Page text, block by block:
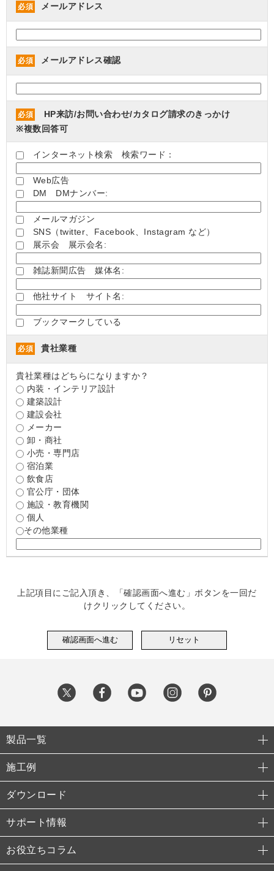
必須 メールアドレス
必須 メールアドレス確認
必須
HP来訪/お問い合わせ/カタログ請求のきっかけ
※複数回答可
インターネット検索 検索ワード：
Web広告
DM DMナンバー:
メールマガジン
SNS（twitter、Facebook、Instagram など）
展示会 展示会名:
雑誌新聞広告 媒体名:
他社サイト サイト名:
ブックマークしている
必須 貴社業種
貴社業種はどちらになりますか？
内装・インテリア設計
建築設計
建設会社
メーカー
卸・商社
小売・専門店
宿泊業
飲食店
官公庁・団体
施設・教育機関
個人
その他業種
上記項目にご記入頂き、「確認画面へ進む」ボタンを一回だ
けクリックしてください。
製品一覧
施工例
ダウンロード
サポート情報
お役立ちコラム